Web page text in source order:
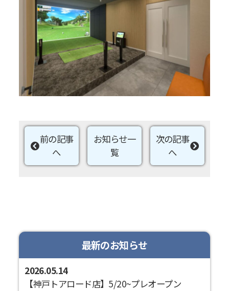
前の記事
へ
お知らせ一
覧
次の記事
へ
最新のお知らせ
2026.05.14
【神戸トアロード店】5/20~プレオープン